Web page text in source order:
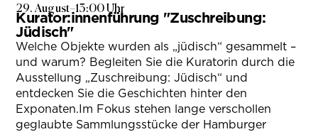
29. August–13:00 Uhr
Kurator:innenführung "Zuschreibung:
Jüdisch"
Welche Objekte wurden als „jüdisch“ gesammelt –
und warum? Begleiten Sie die Kuratorin durch die
Ausstellung „Zuschreibung: Jüdisch“ und
entdecken Sie die Geschichten hinter den
Exponaten.Im Fokus stehen lange verschollen
geglaubte Sammlungsstücke der Hamburger